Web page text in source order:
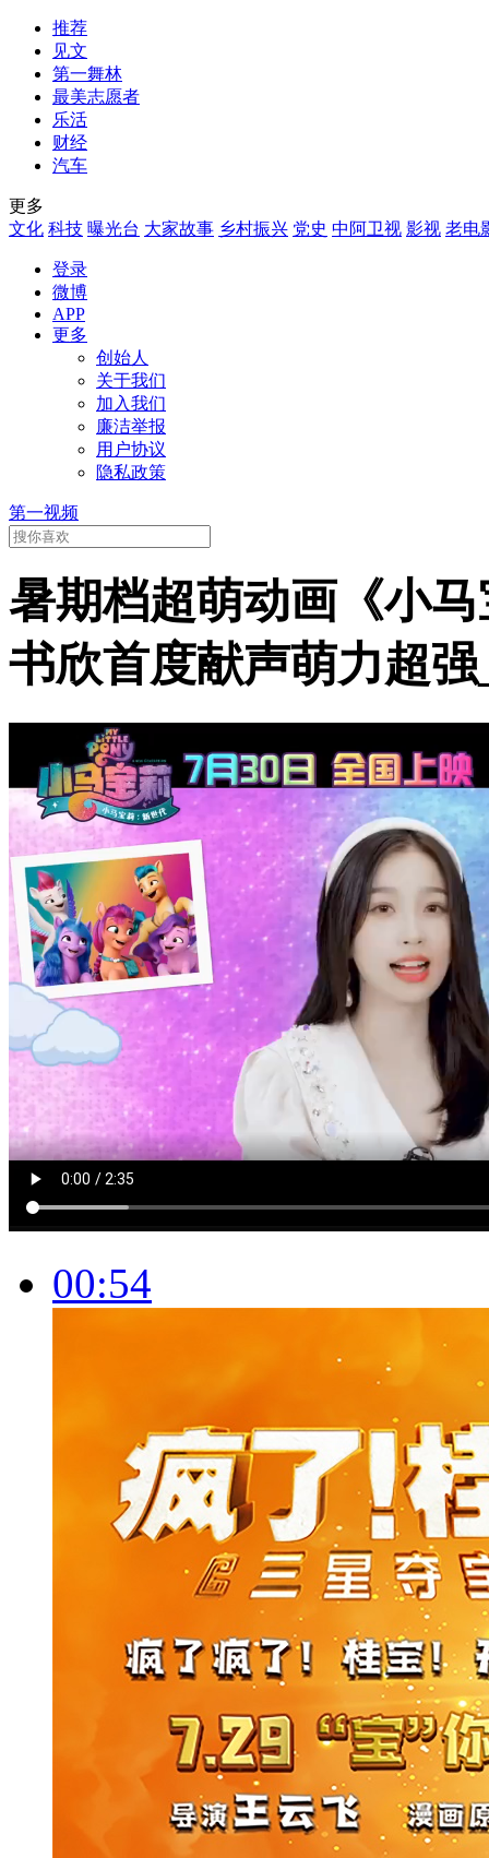
推荐
见文
第一舞林
最美志愿者
乐活
财经
汽车
更多
文化 科技 曝光台 大家故事 乡村振兴 党史 中阿卫视 影视 老电
登录
微博
APP
更多
创始人
关于我们
加入我们
廉洁举报
用户协议
隐私政策
第一视频
暑期档超萌动画《小
书欣首度献声萌力超
00:54